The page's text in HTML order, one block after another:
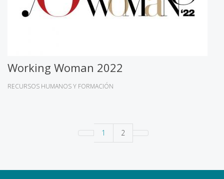
Working Woman 2022
RECURSOS HUMANOS Y FORMACIÓN
1 2